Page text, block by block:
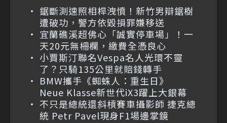
鋸斷測速照相桿洩憤！新竹男辯鋸樹
遭破功，警方依毀損罪嫌移送
宜蘭礁溪超佛心「誠實停車場」！一
天20元無柵欄，繳費全憑良心
小賈斯汀聯名Vespa名人光環不靈
了？只騎135公里就賠錢轉手
BMW攜手《蜘蛛人：重生日》
Neue Klasse新世代iX3躍上大銀幕
不只是總統還斜槓賽車攝影師 捷克總
統 Petr Pavel現身F1場邊掌鏡